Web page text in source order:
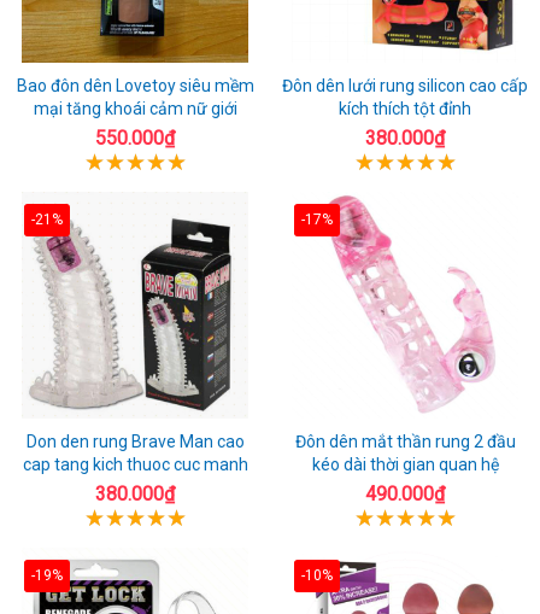
Bao đôn dên Lovetoy siêu mềm
mại tăng khoái cảm nữ giới
550.000₫
Đôn dên lưới rung silicon cao cấp
kích thích tột đỉnh
380.000₫
-21%
Don den rung Brave Man cao
cap tang kich thuoc cuc manh
380.000₫
-17%
Đôn dên mắt thần rung 2 đầu
kéo dài thời gian quan hệ
490.000₫
-19% -10%